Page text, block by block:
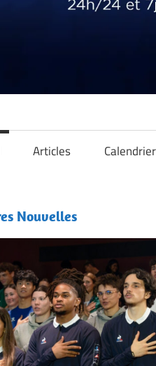
Articles Calendrier
Nouvelles